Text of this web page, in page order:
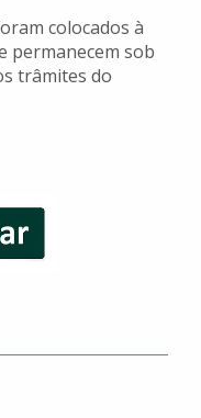
colocados à
permanecem sob
trâmites do